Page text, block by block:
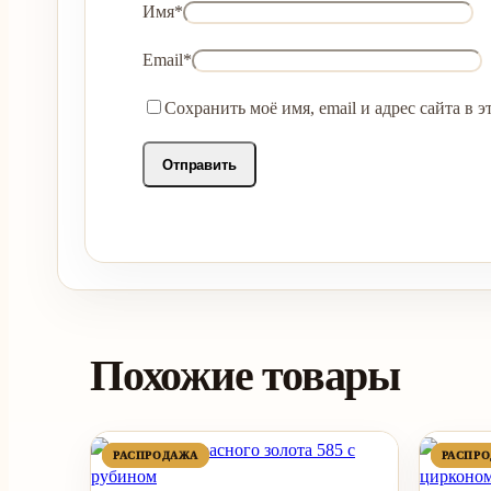
Имя*
Email*
Сохранить моё имя, email и адрес сайта в
Похожие товары
РАСПРОДАЖА ПРОДАВАЕМЫЙ
ТОВАР
РАСПРОДАЖА ПРОДАВАЕМЫЙ
ТОВАР